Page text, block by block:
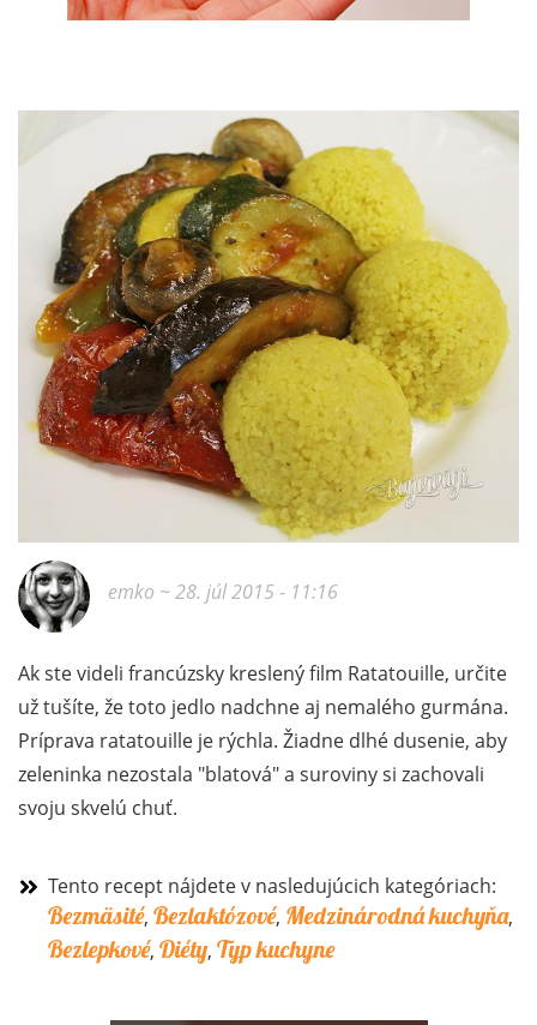
emko ~ 28. júl 2015 - 11:16
Ak ste videli francúzsky kreslený film Ratatouille, určite
už tušíte, že toto jedlo nadchne aj nemalého gurmána.
Príprava ratatouille je rýchla. Žiadne dlhé dusenie, aby
zeleninka nezostala "blatová" a suroviny si zachovali
svoju skvelú chuť.
Tento recept nájdete v nasledujúcich kategóriach:
Bezmäsité, Bezlaktózové, Medzinárodná kuchyňa,
Bezlepkové, Diéty, Typ kuchyne